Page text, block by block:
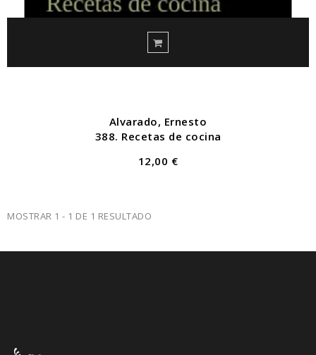
Alvarado, Ernesto
388. Recetas de cocina
12,00 €
MOSTRAR 1 - 1 DE 1 RESULTADO